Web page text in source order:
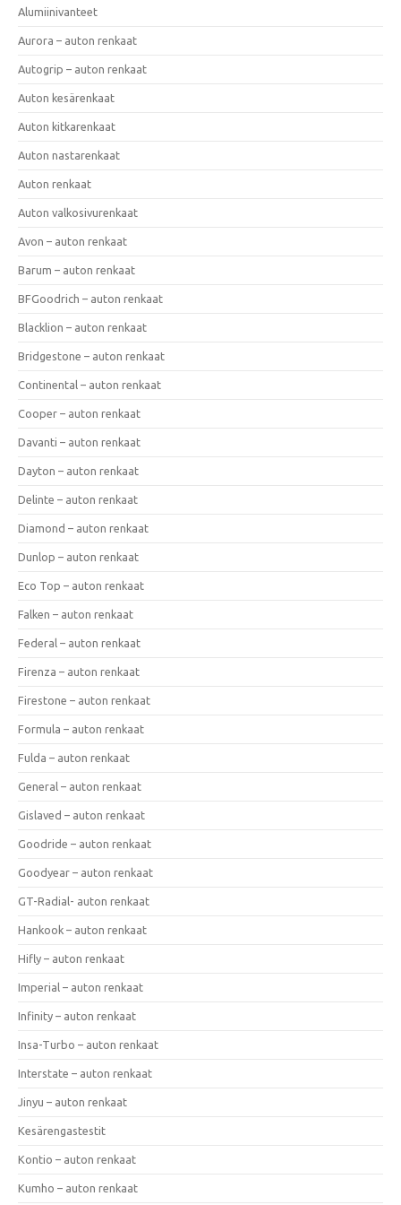
Alumiinivanteet
Aurora – auton renkaat
Autogrip – auton renkaat
Auton kesärenkaat
Auton kitkarenkaat
Auton nastarenkaat
Auton renkaat
Auton valkosivurenkaat
Avon – auton renkaat
Barum – auton renkaat
BFGoodrich – auton renkaat
Blacklion – auton renkaat
Bridgestone – auton renkaat
Continental – auton renkaat
Cooper – auton renkaat
Davanti – auton renkaat
Dayton – auton renkaat
Delinte – auton renkaat
Diamond – auton renkaat
Dunlop – auton renkaat
Eco Top – auton renkaat
Falken – auton renkaat
Federal – auton renkaat
Firenza – auton renkaat
Firestone – auton renkaat
Formula – auton renkaat
Fulda – auton renkaat
General – auton renkaat
Gislaved – auton renkaat
Goodride – auton renkaat
Goodyear – auton renkaat
GT-Radial- auton renkaat
Hankook – auton renkaat
Hifly – auton renkaat
Imperial – auton renkaat
Infinity – auton renkaat
Insa-Turbo – auton renkaat
Interstate – auton renkaat
Jinyu – auton renkaat
Kesärengastestit
Kontio – auton renkaat
Kumho – auton renkaat